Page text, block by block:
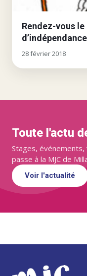
Rendez-vous
28 février 2018
Toute l'actu
Stages, événements,
passe à la MJC de
Voir l'actualité